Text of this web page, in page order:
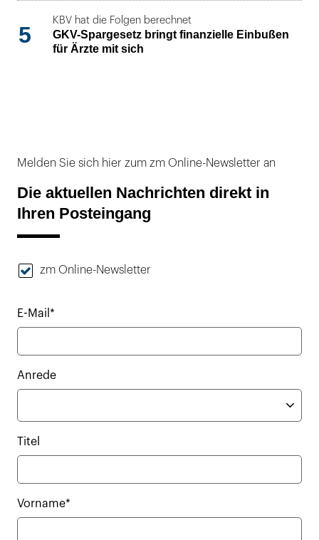
5
KBV hat die Folgen berechnet
GKV-Spargesetz bringt finanzielle Einbußen
für Ärzte mit sich
Melden Sie sich hier zum zm Online-Newsletter an
Die aktuellen Nachrichten direkt in
Ihren Posteingang
zm Online-Newsletter
E-Mail*
Anrede
Titel
Vorname*